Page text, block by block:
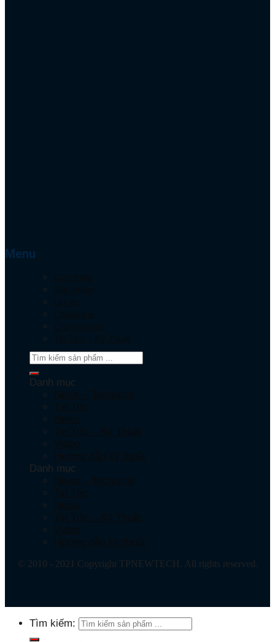
Menu
Danh mục
Danh mục
© 2010 - 2021 Copyright TPNEWTECH. All rights reserved.
Tìm kiếm: